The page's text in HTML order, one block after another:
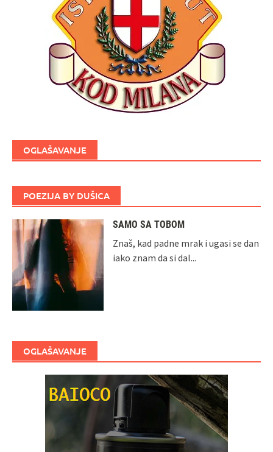
OGLAŠAVANJE
POEZIJA BY DUŠICA
SAMO SA TOBOM
Znaš, kad padne mrak i ugasi se dan
iako znam da si dal...
OGLAŠAVANJE